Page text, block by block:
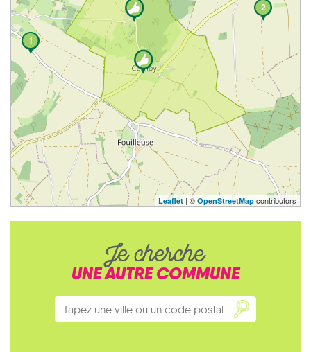
2
1
Leaflet| © OpenStreetMap contributors
Je cherche
UNE AUTRE COMMUNE